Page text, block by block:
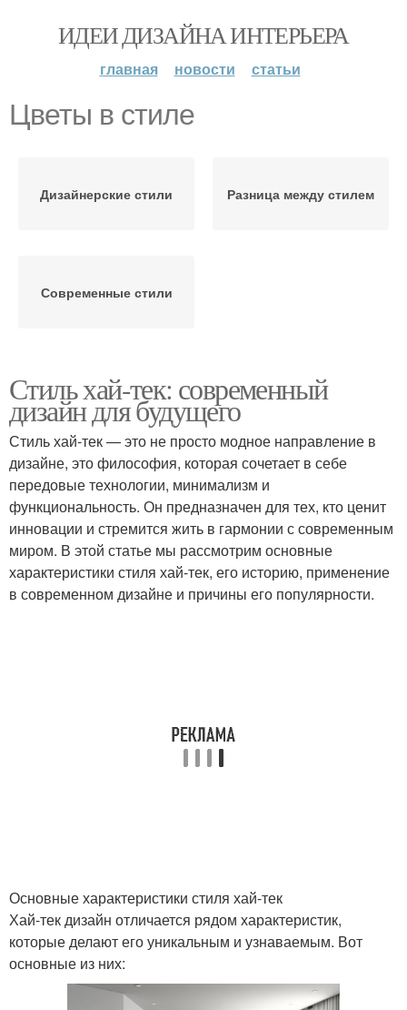
ИДЕИ ДИЗАЙНА ИНТЕРЬЕРА
главная новости статьи
Цветы в стиле
Дизайнерские стили Разница между стилем
Современные стили
Стиль хай-тек: современный
дизайн для будущего
Стиль хай-тек — это не просто модное направление в
дизайне, это философия, которая сочетает в себе
передовые технологии, минимализм и
функциональность. Он предназначен для тех, кто ценит
инновации и стремится жить в гармонии с современным
миром. В этой статье мы рассмотрим основные
характеристики стиля хай-тек, его историю, применение
в современном дизайне и причины его популярности.
Основные характеристики стиля хай-тек
Хай-тек дизайн отличается рядом характеристик,
которые делают его уникальным и узнаваемым. Вот
основные из них: